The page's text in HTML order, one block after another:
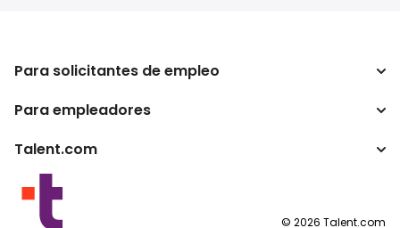
Para solicitantes de empleo
Buscador de trabajo
Para empleadores
Empresa
Programas para publishers
Talent.com
Otros países
Condiciones de uso
© 2026 Talent.com